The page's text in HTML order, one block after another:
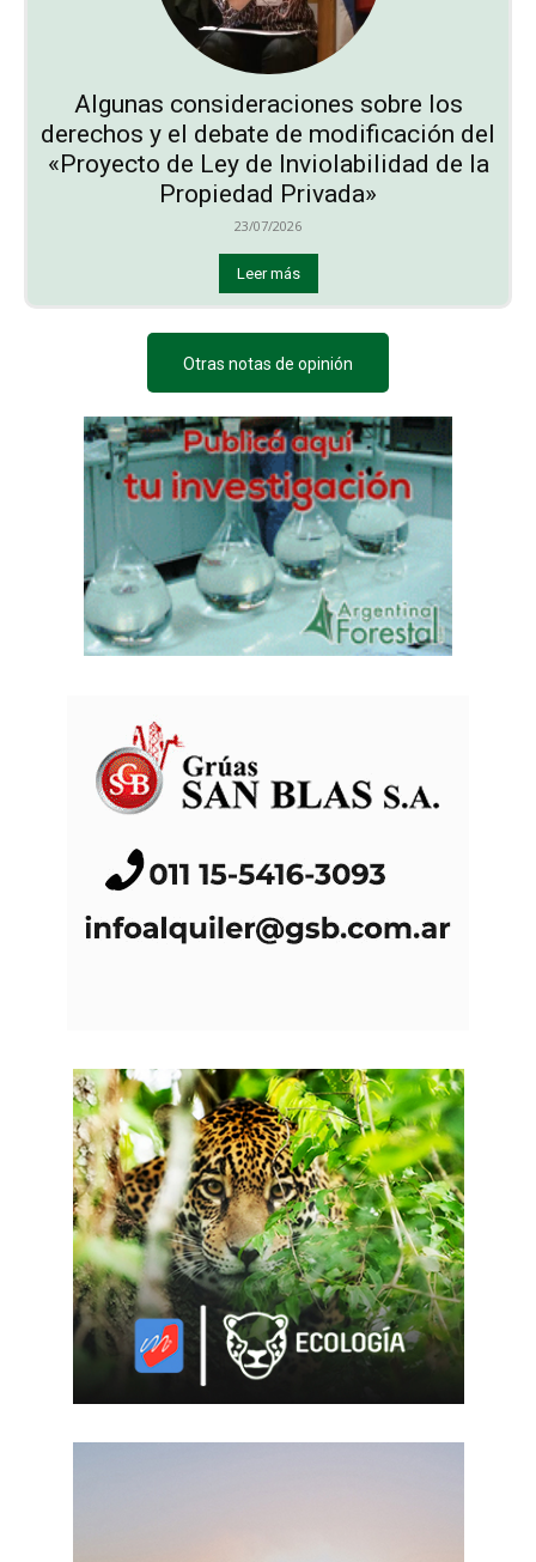
Algunas consideraciones sobre los
derechos y el debate de modificación del
«Proyecto de Ley de Inviolabilidad de la
Propiedad Privada»
23/07/2026
Leer más
Otras notas de opinión